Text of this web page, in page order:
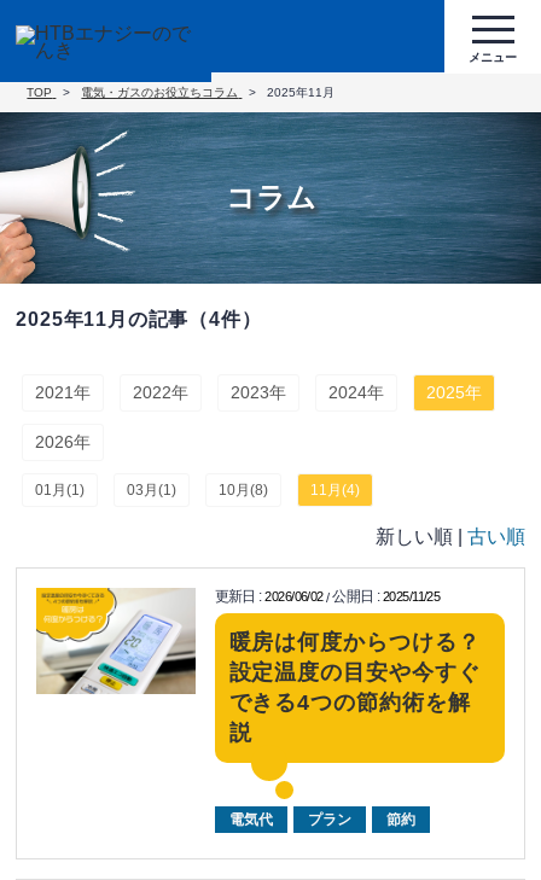
TOP 電気・ガスのお役立ちコラム 2025年11月
コラム
2025年11月の記事（4件）
2021年 2022年 2023年 2024年 2025年
2026年
01月(1) 03月(1) 10月(8) 11月(4)
新しい順 | 古い順
更新日 :2026/06/02/公開日 :2025/11/25
暖房は何度からつける？
設定温度の目安や今すぐ
できる4つの節約術を解
説
電気代 プラン 節約